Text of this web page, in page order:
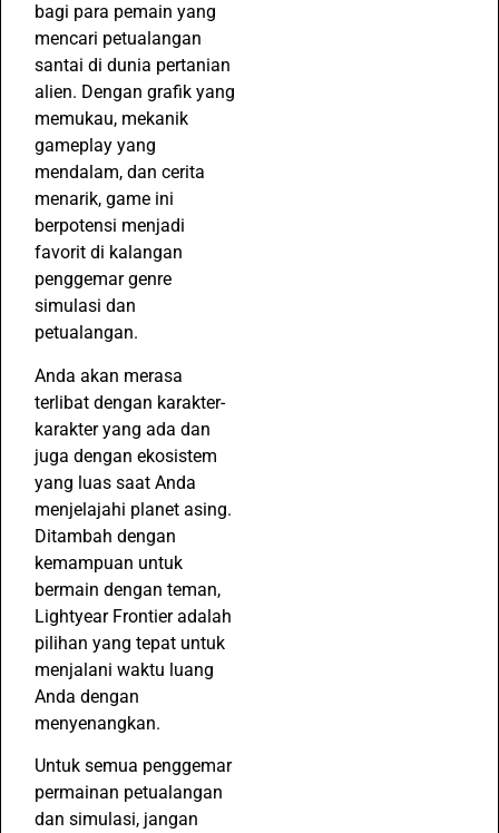
bagi para pemain yang
mencari petualangan
santai di dunia pertanian
alien. Dengan grafik yang
memukau, mekanik
gameplay yang
mendalam, dan cerita
menarik, game ini
berpotensi menjadi
favorit di kalangan
penggemar genre
simulasi dan
petualangan.
Anda akan merasa
terlibat dengan karakter-
karakter yang ada dan
juga dengan ekosistem
yang luas saat Anda
menjelajahi planet asing.
Ditambah dengan
kemampuan untuk
bermain dengan teman,
Lightyear Frontier adalah
pilihan yang tepat untuk
menjalani waktu luang
Anda dengan
menyenangkan.
Untuk semua penggemar
permainan petualangan
dan simulasi, jangan